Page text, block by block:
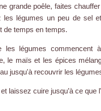
grande poêle, faites
les légumes un peu de sel
de temps en temps.
les légumes commencent
le maïs et les épices
jusqu'à recouvrir les
laissez cuire jusqu’à ce que